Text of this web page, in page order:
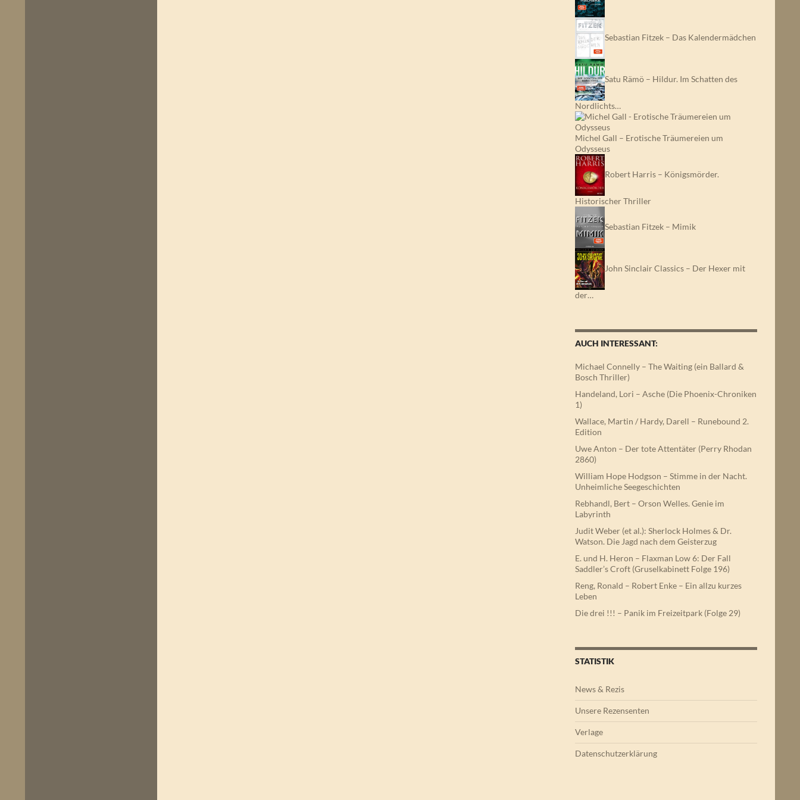
Sebastian Fitzek – Das Kalendermädchen
Satu Rämö – Hildur. Im Schatten des
Nordlichts…
Michel Gall – Erotische Träumereien um
Odysseus
Robert Harris – Königsmörder.
Historischer Thriller
Sebastian Fitzek – Mimik
John Sinclair Classics – Der Hexer mit
der…
AUCH INTERESSANT:
Michael Connelly – The Waiting (ein Ballard &
Bosch Thriller)
Handeland, Lori – Asche (Die Phoenix-Chroniken
1)
Wallace, Martin / Hardy, Darell – Runebound 2.
Edition
Uwe Anton – Der tote Attentäter (Perry Rhodan
2860)
William Hope Hodgson – Stimme in der Nacht.
Unheimliche Seegeschichten
Rebhandl, Bert – Orson Welles. Genie im
Labyrinth
Judit Weber (et al.): Sherlock Holmes & Dr.
Watson. Die Jagd nach dem Geisterzug
E. und H. Heron – Flaxman Low 6: Der Fall
Saddler’s Croft (Gruselkabinett Folge 196)
Reng, Ronald – Robert Enke – Ein allzu kurzes
Leben
Die drei !!! – Panik im Freizeitpark (Folge 29)
STATISTIK
News & Rezis
Unsere Rezensenten
Verlage
Datenschutzerklärung